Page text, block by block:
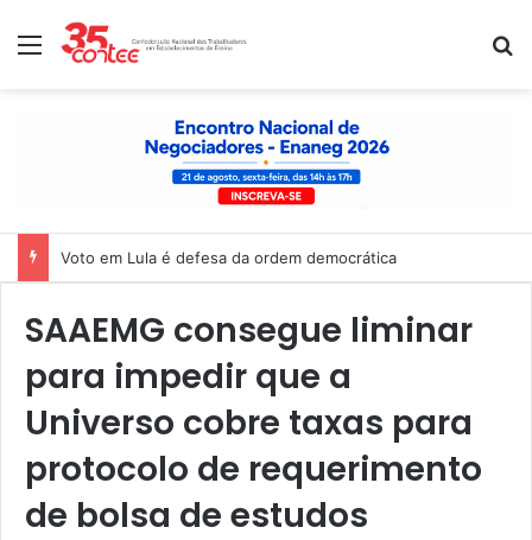
Menu
Voto em Lula é defesa da ordem democrática
SAAEMG consegue liminar
para impedir que a
Universo cobre taxas para
protocolo de requerimento
de bolsa de estudos